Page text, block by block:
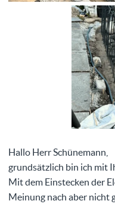
Hallo Herr Schünemann,
grundsätzlich bin ich mit
Mit dem Einstecken der
Meinung nach aber nicht